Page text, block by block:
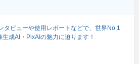
タビューや使用レポートなどで、世界No.1
生成AI・PixAIの魅力に迫ります！